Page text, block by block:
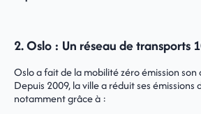
2. Oslo : Un réseau de transports
Oslo a fait de la mobilité zéro émission
Depuis 2009, la ville a réduit ses émissions
notamment grâce à :